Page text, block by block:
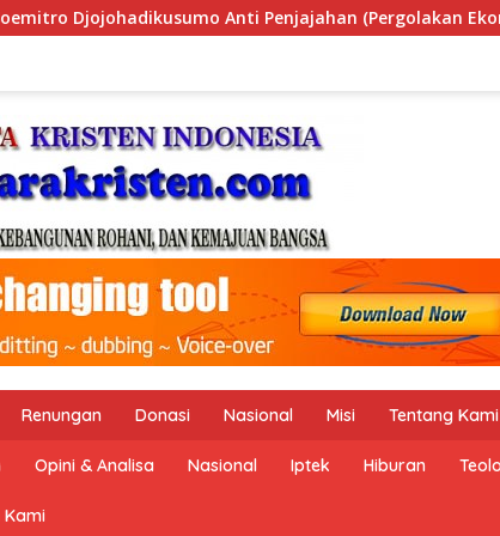
Ekonomi Politik Indonesia) & Simposium
Renungan Donasi Nasional Misi Tentang Kami
Opini & Analisa Nasional Iptek Hiburan
Kami